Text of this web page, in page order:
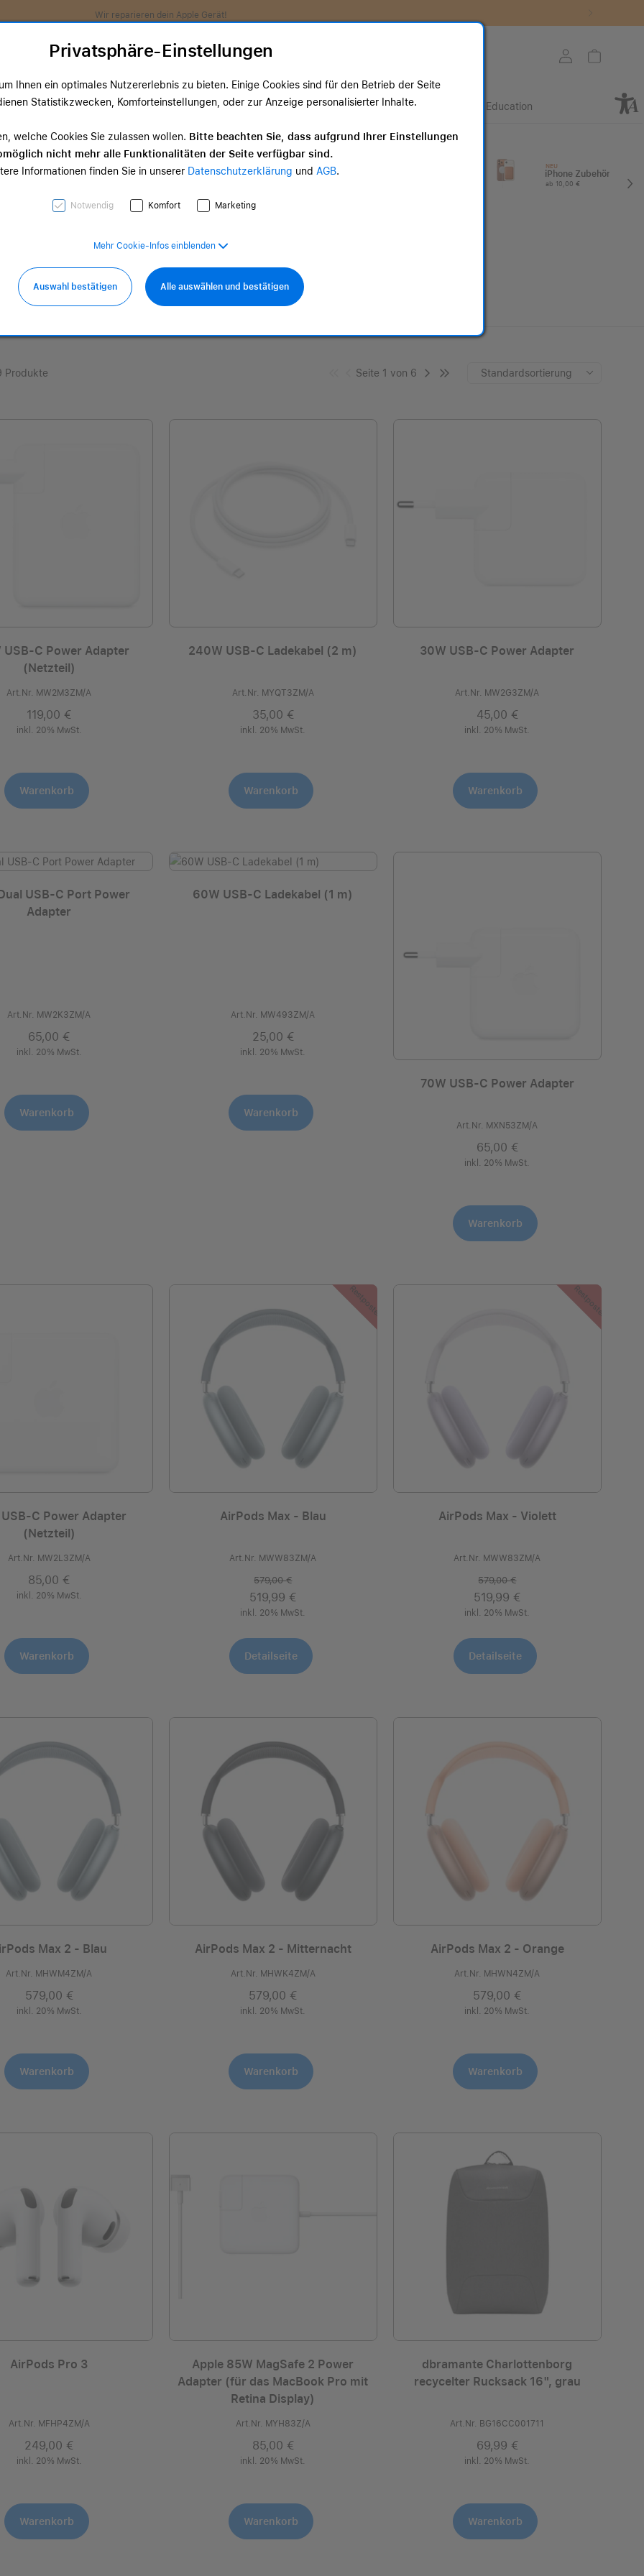
Wir reparieren dein Apple Gerät!
Mein KontoWarenkorb
TV & Home Zubehör Services Angebote Retail Education
Zubehör
Zubehör
NEU
iPhone Zubehör
ab 10,00 €
Produkte Seite 1 von 6 Standardsortierung
USB-C Power Adapter
(Netzteil)
Art.Nr. MW2M3ZM/A
119,00 €
inkl. 20% MwSt.
Warenkorb
240W USB‑C Ladekabel (2 m)
Art.Nr. MYQT3ZM/A
35,00 €
inkl. 20% MwSt.
Warenkorb
30W USB‑C Power Adapter
Art.Nr. MW2G3ZM/A
45,00 €
inkl. 20% MwSt.
Warenkorb
USB‑C Port Power
Adapter
Art.Nr. MW2K3ZM/A
65,00 €
inkl. 20% MwSt.
Warenkorb
60W USB‑C Ladekabel (1 m)
Art.Nr. MW493ZM/A
25,00 €
inkl. 20% MwSt.
Warenkorb
70W USB‑C Power Adapter
Art.Nr. MXN53ZM/A
65,00 €
inkl. 20% MwSt.
Warenkorb
Power Adapter
(Netzteil)
Art.Nr. MW2L3ZM/A
85,00 €
inkl. 20% MwSt.
Warenkorb
Restposten
AirPods Max - Blau
Art.Nr. MWW83ZM/A
579,00 €
519,99 €
inkl. 20% MwSt.
Detailseite
Restposten
AirPods Max - Violett
Art.Nr. MWW83ZM/A
579,00 €
519,99 €
inkl. 20% MwSt.
Detailseite
Max 2 - Blau
Art.Nr. MHWM4ZM/A
579,00 €
inkl. 20% MwSt.
Warenkorb
AirPods Max 2 - Mitternacht
Art.Nr. MHWK4ZM/A
579,00 €
inkl. 20% MwSt.
Warenkorb
AirPods Max 2 - Orange
Art.Nr. MHWN4ZM/A
579,00 €
inkl. 20% MwSt.
Warenkorb
AirPods Pro 3
Art.Nr. MFHP4ZM/A
249,00 €
inkl. 20% MwSt.
Warenkorb
Apple 85W MagSafe 2 Power
Adapter (für das MacBook Pro mit
Retina Display)
Art.Nr. MYH83Z/A
85,00 €
inkl. 20% MwSt.
Warenkorb
dbramante Charlottenborg
recycelter Rucksack 16", grau
Art.Nr. BG16CC001711
69,99 €
inkl. 20% MwSt.
Warenkorb
Privatsphäre-Einstellungen
Ihnen ein optimales Nutzererlebnis zu bieten. Einige Cookies sind für den Betrieb der Seite
Statistikzwecken, Komforteinstellungen, oder zur Anzeige personalisierter Inhalte.
welche Cookies Sie zulassen wollen. Bitte beachten Sie, dass aufgrund Ihrer Einstellungen
nicht mehr alle Funktionalitäten der Seite verfügbar sind.
Informationen finden Sie in unserer Datenschutzerklärung und AGB.
Notwendig Komfort Marketing
Mehr Cookie-Infos einblenden
Auswahl bestätigen Alle auswählen und bestätigen